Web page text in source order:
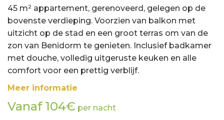
45 m² appartement, gerenoveerd, gelegen op de
bovenste verdieping. Voorzien van balkon met
uitzicht op de stad en een groot terras om van de
zon van Benidorm te genieten. Inclusief badkamer
met douche, volledig uitgeruste keuken en alle
comfort voor een prettig verblijf.
Meer informatie
Vanaf 104€ per nacht